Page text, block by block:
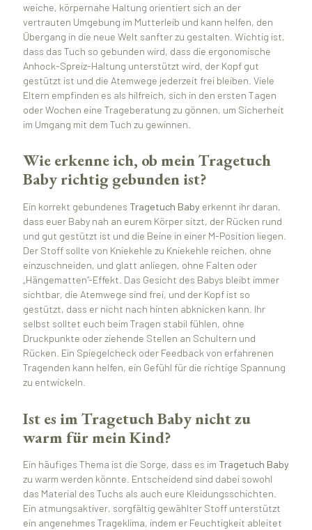
weiche, körpernahe Haltung orientiert sich an der
vertrauten Umgebung im Mutterleib und kann helfen, den
Übergang in die neue Welt sanfter zu gestalten. Wichtig ist,
dass das Tuch so gebunden wird, dass die ergonomische
Anhock-Spreiz-Haltung unterstützt wird, der Kopf gut
gestützt ist und die Atemwege jederzeit frei bleiben. Viele
Eltern empfinden es als hilfreich, sich in den ersten Tagen
oder Wochen eine Trageberatung zu gönnen, um Sicherheit
im Umgang mit dem Tuch zu gewinnen.
Wie erkenne ich, ob mein Tragetuch
Baby richtig gebunden ist?
Ein korrekt gebundenes Tragetuch Baby erkennt ihr daran,
dass euer Baby nah an eurem Körper sitzt, der Rücken rund
und gut gestützt ist und die Beine in einer M-Position liegen.
Der Stoff sollte von Kniekehle zu Kniekehle reichen, ohne
einzuschneiden, und glatt anliegen, ohne Falten oder
„Hängematten“-Effekt. Das Gesicht des Babys bleibt immer
sichtbar, die Atemwege sind frei, und der Kopf ist so
gestützt, dass er nicht nach hinten abknicken kann. Ihr
selbst solltet euch beim Tragen stabil fühlen, ohne
Druckpunkte oder ziehende Stellen an Schultern und
Rücken. Ein Spiegelcheck oder Feedback von erfahrenen
Tragenden kann helfen, ein Gefühl für die richtige Spannung
zu entwickeln.
Ist es im Tragetuch Baby nicht zu
warm für mein Kind?
Ein häufiges Thema ist die Sorge, dass es im Tragetuch Baby
zu warm werden könnte. Entscheidend sind dabei sowohl
das Material des Tuchs als auch eure Kleidungsschichten.
Ein atmungsaktiver, sorgfältig gewählter Stoff unterstützt
ein angenehmes Trageklima, indem er Feuchtigkeit ableitet